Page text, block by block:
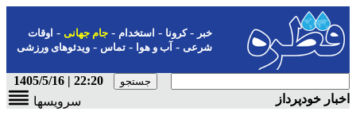
-کرونا-استخدام- جام جهانی-اوقات
شرعی-آب و هوا-تماس-ویدئوهای ورزشی
22:20 | 1405/5/16
خودپرداز
سرویسها